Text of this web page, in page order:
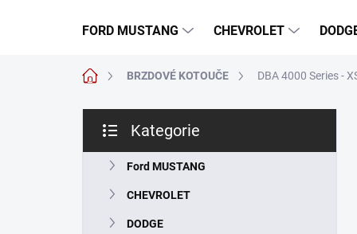
FORD MUSTANG CHEVROLET
Domů BRZDOVÉ KOTOUČE DBA 4000 Series -
s
kategorie
Kategorie
Ford MUSTANG
CHEVROLET
DODGE